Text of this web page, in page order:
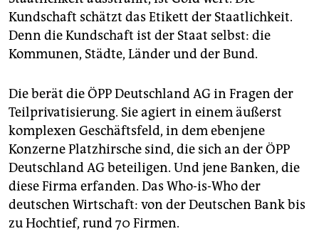
Kundschaft schätzt das Etikett der Staatlichkeit.
Denn die Kundschaft ist der Staat selbst: die
Kommunen, Städte, Länder und der Bund.
Die berät die ÖPP Deutschland AG in Fragen der
Teilprivatisierung. Sie agiert in einem äußerst
komplexen Geschäftsfeld, in dem ebenjene
Konzerne Platzhirsche sind, die sich an der ÖPP
Deutschland AG beteiligen. Und jene Banken, die
diese Firma erfanden. Das Who-is-Who der
deutschen Wirtschaft: von der Deutschen Bank bis
zu Hochtief, rund 70 Firmen.